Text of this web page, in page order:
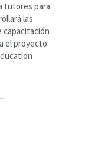
tutores para
las
capacitación
el proyecto